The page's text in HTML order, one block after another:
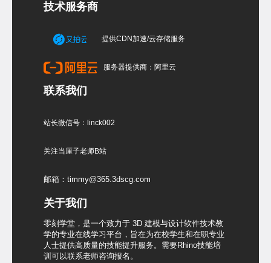
技术服务商
提供CDN加速/云存储服务
服务器提供商：阿里云
联系我们
站长微信号：linck002
关注当厘子老师B站
邮箱：timmy@365.3dscg.com
关于我们
零刻学堂，是一个致力于 3D 建模与设计软件技术教
学的专业在线学习平台，旨在为在校学生和在职专业
人士提供高质量的技能提升服务。需要Rhino技能培
训可以联系老师咨询报名。